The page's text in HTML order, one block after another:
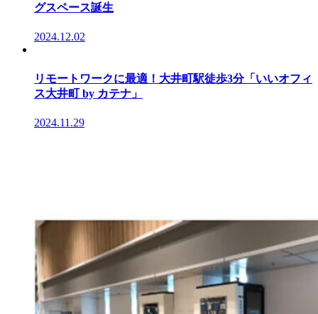
グスペース誕生
2024.12.02
リモートワークに最適！大井町駅徒歩3分「いいオフィ
ス大井町 by カテナ」
2024.11.29